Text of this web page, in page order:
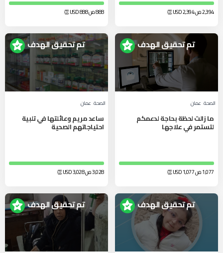
2,394 من 2,394 USD
👏 888 من 888 USD
👏
تم تحقيق الهدف
الصحة عمان
ما زالت لحظة بحاجة لدعمكم
لتستمر في علاجها
1,077 من 1,077 USD
👏
تم تحقيق الهدف
الصحة عمان
ساعد مريم وعائلتها في تلبية
احتياجاتهم الصحية
3,028 من 3,028 USD
👏
تم تحقيق الهدف تم تحقيق الهدف